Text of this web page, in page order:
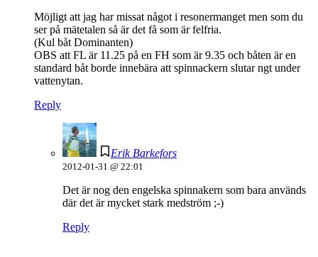
Möjligt att jag har missat något i resonermanget men som du
ser på mätetalen så är det få som är felfria.
(Kul båt Dominanten)
OBS att FL är 11.25 på en FH som är 9.35 och båten är en
standard båt borde innebära att spinnackern slutar ngt under
vattenytan.
Reply
Erik Barkefors
2012-01-31 @ 22:01
Det är nog den engelska spinnakern som bara används
där det är mycket stark medström ;-)
Reply